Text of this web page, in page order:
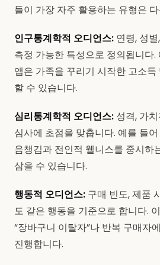
들이 가장 자주 활용하는 유형은
인구통계학적 오디언스: 연령, 성
측정 가능한 특성으로 정의됩니다.
앱은 가족을 꾸리기 시작한 고소
할 수 있습니다.
심리통계학적 오디언스: 성격, 가
심사에 초점을 맞춥니다. 예를 들
음챙김과 전인적 웰니스를 중시하
삼을 수 있습니다.
행동적 오디언스: 구매 빈도, 제품
도 같은 행동을 기준으로 합니다.
“장바구니 이탈자”나 반복 구매자
진행합니다.